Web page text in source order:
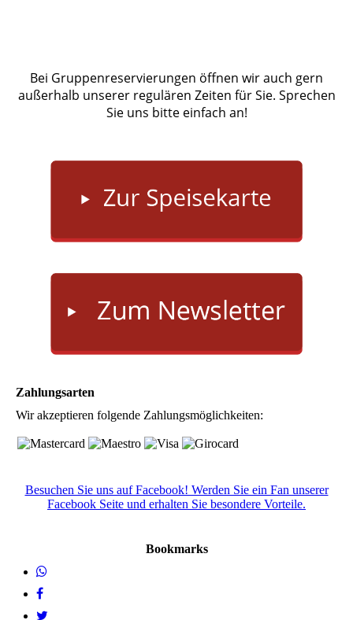
Bei Gruppenreservierungen öffnen wir auch gern
außer­halb unserer regulären Zeiten für Sie. Sprechen
Sie uns bitte einfach an!
Zahlungsarten
Wir akzeptieren folgende Zahlungsmöglichkeiten:
Besuchen Sie uns auf Facebook! Werden Sie ein Fan unserer
Facebook Seite und erhalten Sie besondere Vorteile.
Bookmarks